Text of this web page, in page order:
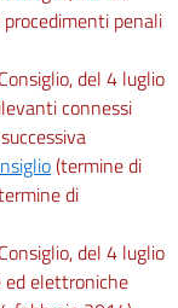
penali
del 4 luglio
connessi
(termine di
di
del 4 luglio
ed elettroniche